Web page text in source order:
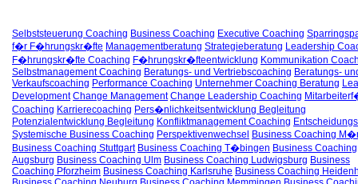
Selbststeuerung Coaching Business Coaching Executive Coaching
f�r F�hrungskr�fte Managementberatung Strategieberatung Leadership
F�hrungskr�fte Coaching F�hrungskr�fteentwicklung Kommunikation
Selbstmanagement Coaching Beratungs- und Vertriebscoaching Beratungs-
Verkaufscoaching Performance Coaching Unternehmer Coaching Beratung
Development Change Management Change Leadership Coaching
Coaching Karrierecoaching Pers�nlichkeitsentwicklung Begleitung
Potenzialentwicklung Begleitung Konfliktmanagement Coaching
Systemische Business Coaching Perspektivenwechsel Business Coaching
Business Coaching Stuttgart Business Coaching T�bingen Business Coaching
Augsburg Business Coaching Ulm Business Coaching Ludwigsburg Business
Coaching Pforzheim Business Coaching Karlsruhe Business Coaching